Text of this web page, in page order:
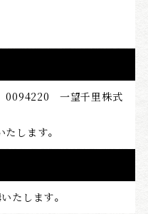
一望千里株式
します。
たします。